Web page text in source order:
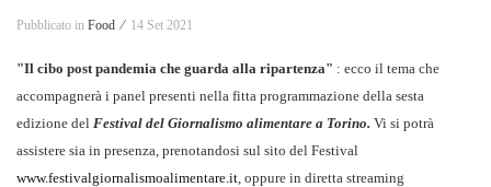
Pubblicato in Food ⁄ 14 Set 2021
"Il cibo post pandemia che guarda alla ripartenza" : ecco il tema che
accompagnerà i panel presenti nella fitta programmazione della sesta
edizione del Festival del Giornalismo alimentare a Torino. Vi si potrà
assistere sia in presenza, prenotandosi sul sito del Festival
www.festivalgiornalismoalimentare.it , oppure in diretta streaming